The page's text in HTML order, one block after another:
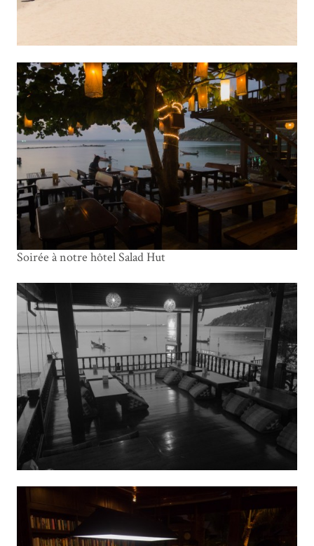
Soirée à notre hôtel Salad Hut